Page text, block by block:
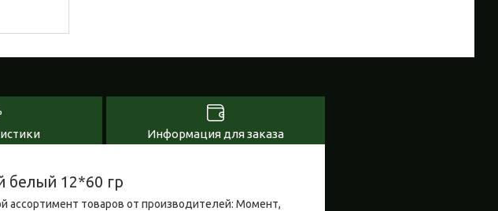
Информация для заказа
белый 12*60 гр
ассортимент товаров от производителей: Момент,